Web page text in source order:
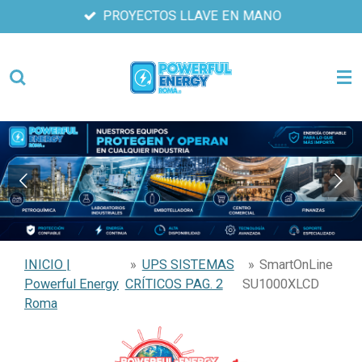
al
principal
PROYECTOS LLAVE EN MANO
INICIO |
Powerful Energy
Roma
» UPS SISTEMAS
CRÍTICOS PAG. 2
» SmartOnLine
SU1000XLCD